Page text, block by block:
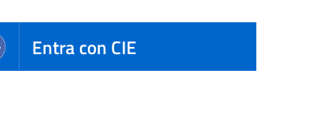
Entra con CIE